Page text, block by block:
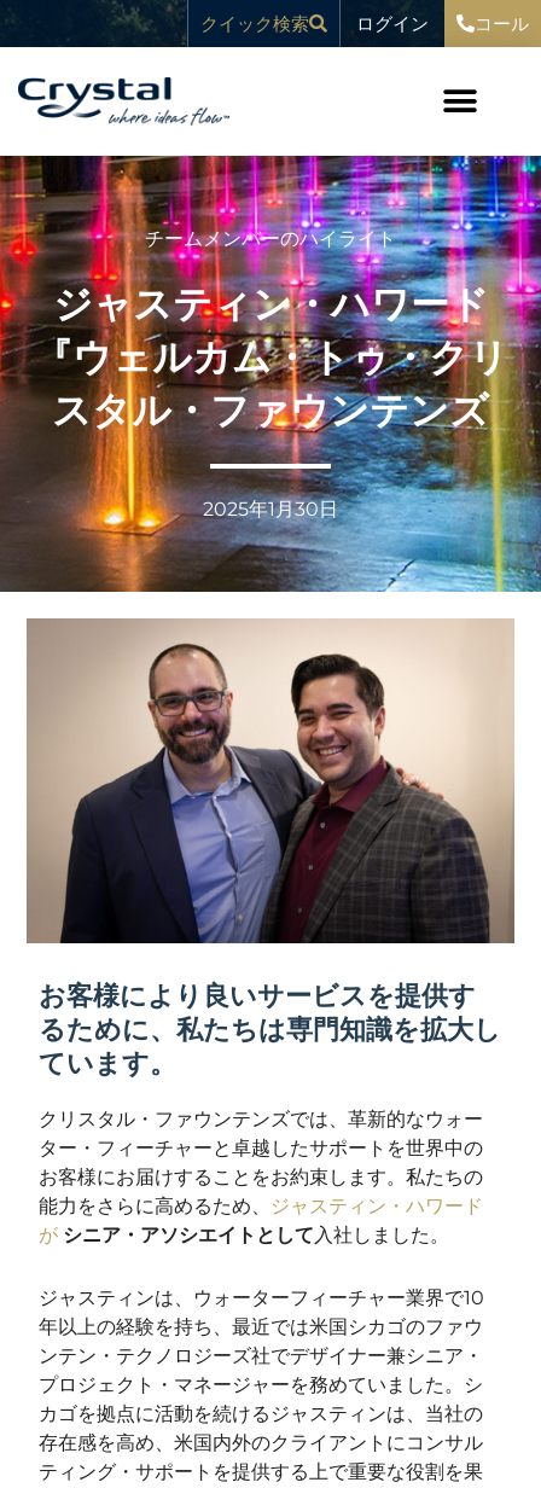
へ
ッ
コ
ス
キ
ッ
プ
クイック検索 ログイン コール
チームメンバーのハイライト
ジャスティン・ハワード
『ウェルカム・トゥ・クリ
スタル・ファウンテンズ
2025年1月30日
お客様により良いサービスを提供す
るために、私たちは専門知識を拡大し
ています。
クリスタル・ファウンテンズでは、革新的なウォー
ター・フィーチャーと卓越したサポートを世界中の
お客様にお届けすることをお約束します。私たちの
能力をさらに高めるため、 ジャスティン・ハワード
が シニア・アソシエイトとして入社しました。
ジャスティンは、ウォーターフィーチャー業界で10
年以上の経験を持ち、最近では米国シカゴのファウ
ンテン・テクノロジーズ社でデザイナー兼シニア・
プロジェクト・マネージャーを務めていました。シ
カゴを拠点に活動を続けるジャスティンは、当社の
存在感を高め、米国内外のクライアントにコンサル
ティング・サポートを提供する上で重要な役割を果